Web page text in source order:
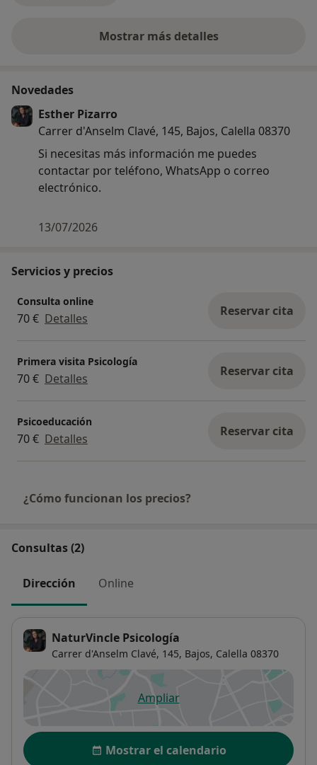
Mostrar más detalles
sobre la experiencia
Novedades
Esther Pizarro
Carrer d'Anselm Clavé, 145, Bajos, Calella 08370
Si necesitas más información me puedes
contactar por teléfono, WhatsApp o correo
electrónico.
13/07/2026
Servicios y precios
Consulta online
70 € Detalles Reservar cita
Primera visita Psicología
70 € Detalles Reservar cita
Psicoeducación
70 € Detalles Reservar cita
¿Cómo funcionan los precios?
Consultas (2)
Dirección Online
NaturVincle Psicología
Carrer d'Anselm Clavé, 145, Bajos, Calella 08370
Ampliarse abre en una nueva
Disponibilidad
Mostrar el calendario